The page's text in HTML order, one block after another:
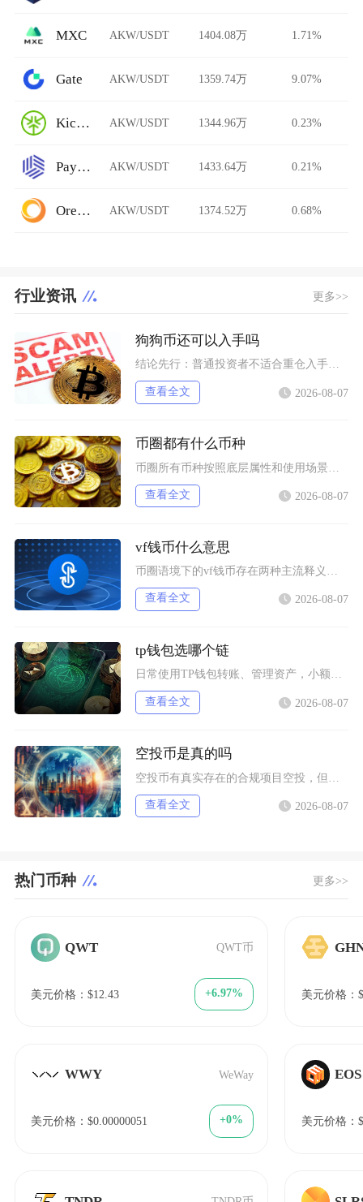
MXC AKW/USDT 1404.08万 1.71%
Gate AKW/USDT 1359.74万 9.07%
KickEX AKW/USDT 1344.96万 0.23%
Paymium AKW/USDT 1433.64万 0.21%
Ore.Bz AKW/USDT 1374.52万 0.68%
行业资讯 更多>>
狗狗币还可以入手吗
结论先行：普通投资者不适合重仓入手狗狗币，仅能拿出总资产极小比例做短期情绪博弈，长线持仓性
查看全文 2026-08-07
币圈都有什么币种
查看全文 2026-08-07
vf钱币什么意思
查看全文 2026-08-07
tp钱包选哪个链
日常使用TP钱包转账、管理资产，小额稳定币互转优先选择波场TRC20；币安生态内交互、参与
查看全文 2026-08-07
空投币是真的吗
查看全文 2026-08-07
热门币种 更多>>
QWT QWT币
美元价格：$12.43 +6.97%
WWY WeWay
美元价格：$0.00000051 +0%
美元价格：
EOS
美元价格：